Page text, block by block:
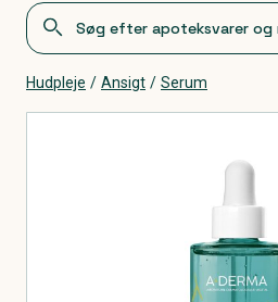
Hudpleje / Ansigt / Serum